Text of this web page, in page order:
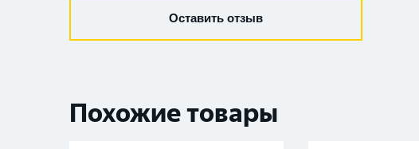
Оставить отзыв
Похожие товары